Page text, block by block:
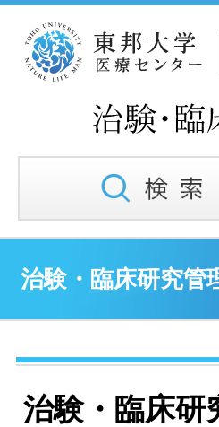
治験・臨床研究管
治験・臨床研